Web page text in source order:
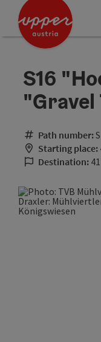
Accesskey
Accesskey
S16
"Gravel
Path number:
Starting place:
Destination: